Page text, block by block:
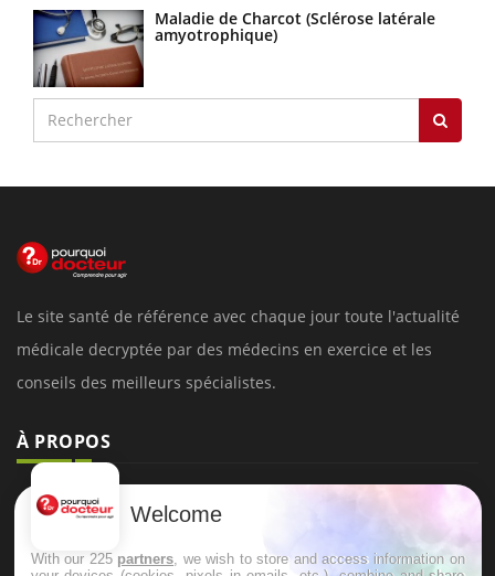
Maladie de Charcot (Sclérose latérale
amyotrophique)
Le site santé de référence avec chaque jour toute l'actualité
médicale decryptée par des médecins en exercice et les
conseils des meilleurs spécialistes.
À PROPOS
Données personnelles et cookies
Conditions d'utilisation
Welcome
With our 225 partners , we wish to store and access information on